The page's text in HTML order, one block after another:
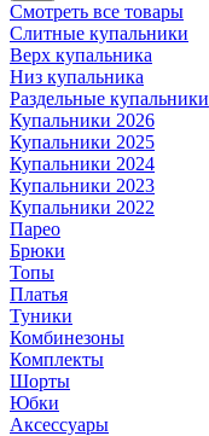
Смотреть все товары
Слитные купальники
Верх купальника
Низ купальника
Раздельные купальники
Купальники 2026
Купальники 2025
Купальники 2024
Купальники 2023
Купальники 2022
Парео
Брюки
Топы
Платья
Туники
Комбинезоны
Комплекты
Шорты
Юбки
Аксессуары